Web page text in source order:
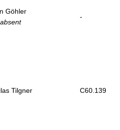
Göhler
-
Tilgner C60.139